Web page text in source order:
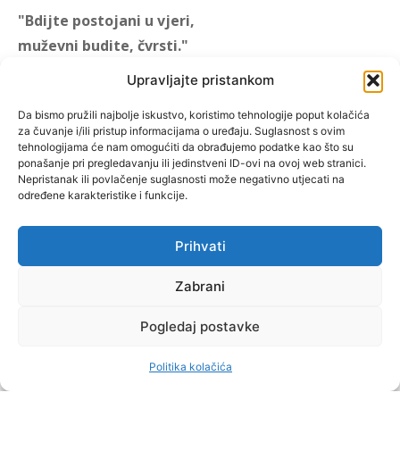
Upravljajte pristankom
Da bismo pružili najbolje iskustvo, koristimo tehnologije poput kolačića
za čuvanje i/ili pristup informacijama o uređaju. Suglasnost s ovim
tehnologijama će nam omogućiti da obrađujemo podatke kao što su
ponašanje pri pregledavanju ili jedinstveni ID-ovi na ovoj web stranici.
Nepristanak ili povlačenje suglasnosti može negativno utjecati na
određene karakteristike i funkcije.
Prihvati
Zabrani
Pogledaj postavke
Politika kolačića
"Bdijte postojani u vjeri,
muževni budite, čvrsti."
"Muževni budite" prvi je
hrvatski portal za katoličke
muškarce koji pokušava
reafirmirati u današnje
vrijeme itekako narušen
biblijski koncept muževnosti,
koji pokušavamo osvijetliti iz
više aspekata, prigodnih
rubrika i poticajnih inicijativa.